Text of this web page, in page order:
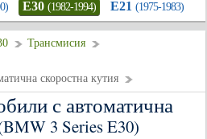
E30 (1982-1994) E21 (1975-1983)
Трансмисия
скоростна кутия
с автоматична
3 Series E30)